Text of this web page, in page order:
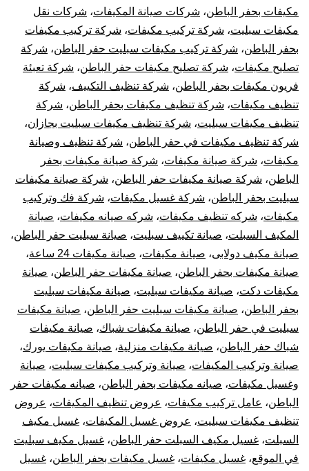
مكيفات بحفر الباطن، شركات صيانة المكيفات، شركات نقل
مكيفات سبليت، شركة تركيب مكيفات، شركة تركيب مكيفات
بحفر الباطن، شركة تركيب مكيفات سبليت حفر الباطن، شركة
تصليح مكيفات، شركة تصليح مكيفات حفر الباطن، شركة تعبئة
فريون مكيفات بحفر الباطن، شركة تنظيف التكييف، شركة
تنظيف مكيفات، شركة تنظيف مكيفات بحفر الباطن، شركة
تنظيف مكيفات سبليت، شركة تنظيف مكيفات سبليت بجازان،
شركة تنظيف مكيفات في حفر الباطن، شركة تنظيف وصيانة
مكيفات، شركة صيانة مكيفات، شركة صيانة مكيفات بحفر
الباطن، شركة صيانة مكيفات حفر الباطن، شركة صيانة مكيفات
سبليت بحفر الباطن، شركة غسيل مكيفات، شركة فك وتركيب
مكيفات، شركه تنظيف مكيفات، شركه صيانه مكيفات، صيانة
المكيف السبلت، صيانة تكييف سبليت، صيانة سبليت حفر الباطن،
صيانة مكيف دولابى، صيانة مكيفات، صيانة مكيفات 24 ساعة
،
صيانة مكيفات بحفر الباطن، صيانة مكيفات حفر الباطن، صيانة
مكيفات دكت، صيانة مكيفات سبليت، صيانة مكيفات سبليت
بحفر الباطن، صيانة مكيفات سبليت حفر الباطن، صيانة مكيفات
سبليت في حفر الباطن، صيانة مكيفات شباك، صيانة مكيفات
شباك حفر الباطن، صيانة مكيفات منزلية، صيانة مكيفات يورك،
صيانة وتركيب المكيفات، صيانة وتركيب مكيفات سبليت، صيانة
وغسيل مكيفات، صيانه مكيفات بحفر الباطن، صيانه مكيفات حفر
الباطن، عامل تركيب مكيفات، عروض تنظيف المكيفات، عروض
تنظيف مكيفات سبليت، عروض غسيل المكيفات، غسيل مكيف
السبلت، غسيل مكيف السبلت حفر الباطن، غسيل مكيف سبليت
في الموقع، غسيل مكيفات، غسيل مكيفات بحفر الباطن، غسيل